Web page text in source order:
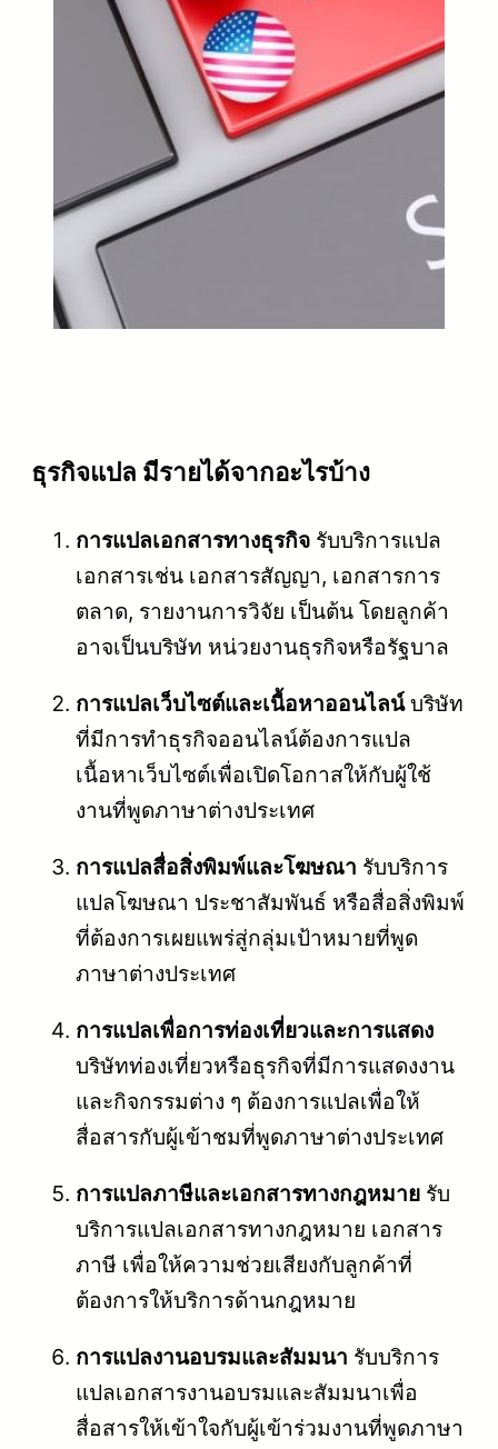
ธุรกิจแปล มีรายได้จากอะไรบ้าง
การแปลเอกสารทางธุรกิจ รับบริการแปล
เอกสารเช่น เอกสารสัญญา, เอกสารการ
ตลาด, รายงานการวิจัย เป็นต้น โดยลูกค้า
อาจเป็นบริษัท หน่วยงานธุรกิจหรือรัฐบาล
การแปลเว็บไซต์และเนื้อหาออนไลน์บริษัท
ที่มีการทำธุรกิจออนไลน์ต้องการแปล
เนื้อหาเว็บไซต์เพื่อเปิดโอกาสให้กับผู้ใช้
งานที่พูดภาษาต่างประเทศ
การแปลสื่อสิ่งพิมพ์และโฆษณา รับบริการ
แปลโฆษณา ประชาสัมพันธ์ หรือสื่อสิ่งพิมพ์
ที่ต้องการเผยแพร่สู่กลุ่มเป้าหมายที่พูด
ภาษาต่างประเทศ
การแปลเพื่อการท่องเที่ยวและการแสดง
บริษัทท่องเที่ยวหรือธุรกิจที่มีการแสดงงาน
และกิจกรรมต่าง ๆ ต้องการแปลเพื่อให้
สื่อสารกับผู้เข้าชมที่พูดภาษาต่างประเทศ
การแปลภาษีและเอกสารทางกฎหมาย รับ
บริการแปลเอกสารทางกฎหมาย เอกสาร
ภาษี เพื่อให้ความช่วยเสียงกับลูกค้าที่
ต้องการให้บริการด้านกฎหมาย
การแปลงานอบรมและสัมมนา รับบริการ
แปลเอกสารงานอบรมและสัมมนาเพื่อ
สื่อสารให้เข้าใจกับผู้เข้าร่วมงานที่พูดภาษา